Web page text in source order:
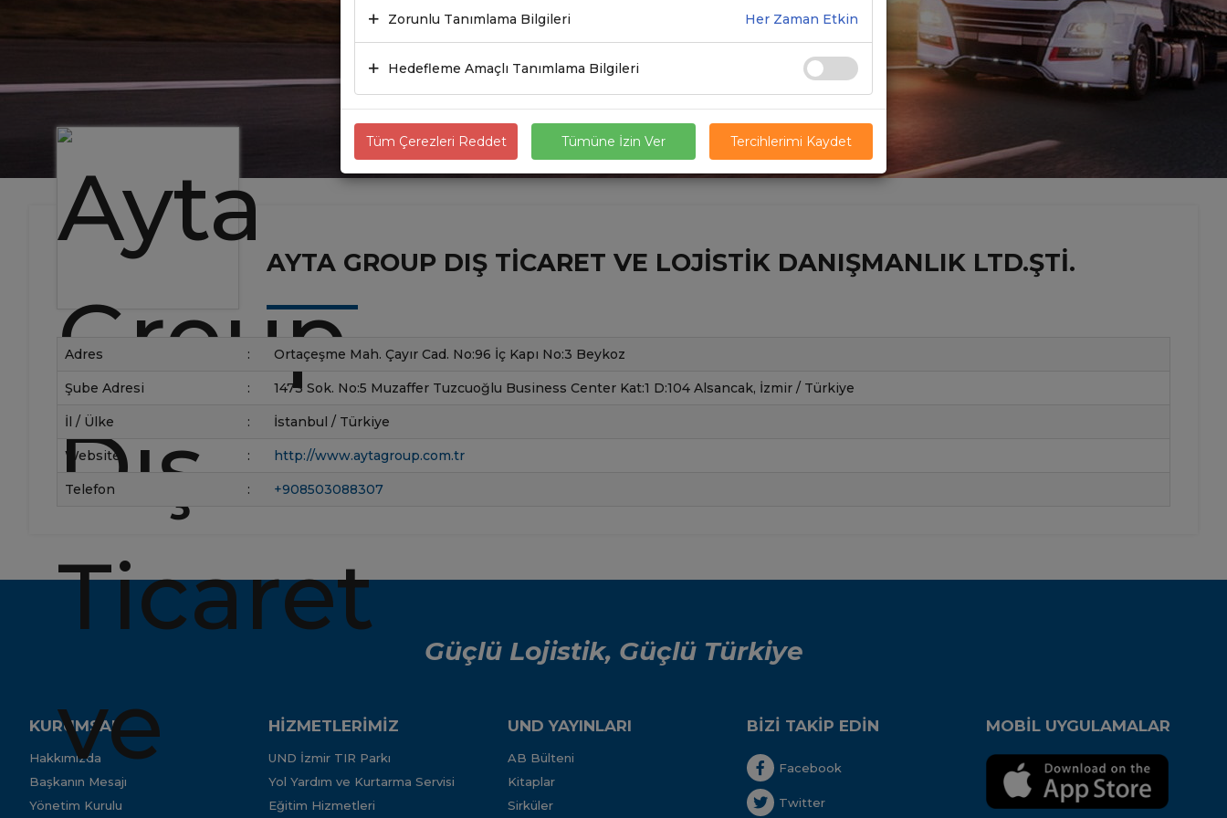
AYTA GROUP DIŞ TICARET VE LOJISTIK DANIŞMANLIK LTD.ŞTI.
Adres : Ortaçeşme Mah. Çayır Cad. No:96 İç Kapı No:3 Beykoz
Şube Adresi : 1473 Sok. No:5 Muzaffer Tuzcuoğlu Business Center Kat:1 D:104 Alsancak, İzmir / Türkiye
İl / Ülke : İstanbul / Türkiye
Website : http://www.aytagroup.com.tr
Telefon : +908503088307
Güçlü Lojistik, Güçlü Türkiye
KURUMSAL
Hakkımızda
Başkanın Mesajı
Yönetim Kurulu
HİZMETLERİMİZ
UND İzmir TIR Parkı
Yol Yardım ve Kurtarma Servisi
Eğitim Hizmetleri
UND YAYINLARI
AB Bülteni
Kitaplar
Sirküler
BİZİ TAKİP EDİN
Facebook
Twitter
MOBİL UYGULAMALAR
Zorunlu Tanımlama Bilgileri Her Zaman Etkin
Hedefleme Amaçlı Tanımlama Bilgileri
Tüm Çerezleri Reddet Tümüne İzin Ver Tercihlerimi Kaydet